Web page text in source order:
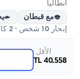
أنطاليا
مع قبطان
إبحار 10 شخص · 2 كابينة · 14.00m
الأقل
40.558 TL